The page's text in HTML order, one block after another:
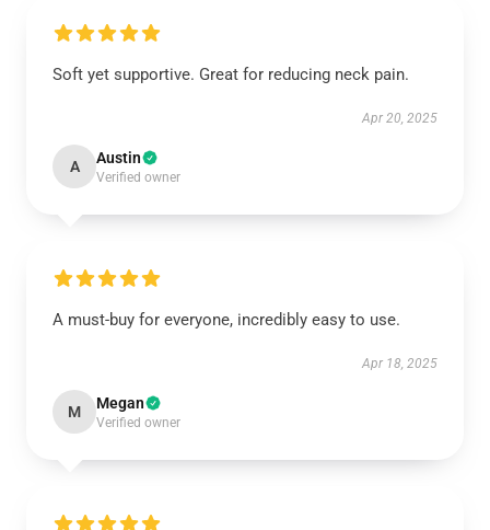
Soft yet supportive. Great for reducing neck pain.
Apr 20, 2025
A Austin
Verified owner
A must-buy for everyone, incredibly easy to use.
Apr 18, 2025
M Megan
Verified owner